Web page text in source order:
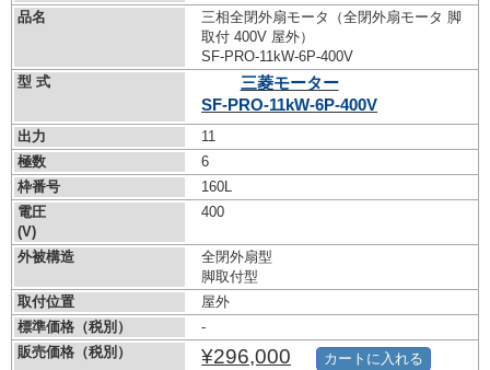
品名
三相全閉外扇モータ（全閉外扇モータ 脚
取付 400V 屋外）
SF-PRO-11kW-6P-400V
型 式
三菱モーター
SF-PRO-11kW-6P-400V
出力
11
極数
6
枠番号
160L
電圧
(V)
400
外被構造
全閉外扇型
脚取付型
取付位置
屋外
標準価格（税別）
-
販売価格（税別）
¥296,000 カートに入れる